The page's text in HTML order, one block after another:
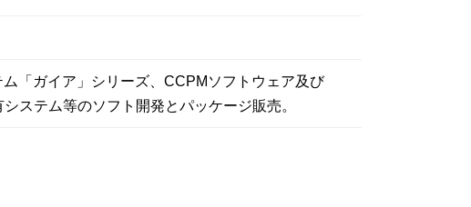
「ガイア」シリーズ、CCPMソフトウェア及び
ステム等のソフト開発とパッケージ販売。